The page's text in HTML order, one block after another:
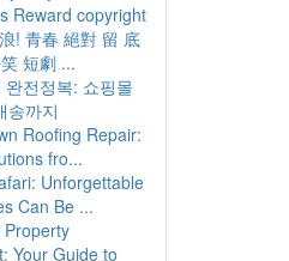
Reward copyright
! 青春 絕對 留 底
短劇 ...
완전정복: 쇼핑몰
송까지
Roofing Repair:
fro...
Unforgettable
Can Be ...
Your Guide to